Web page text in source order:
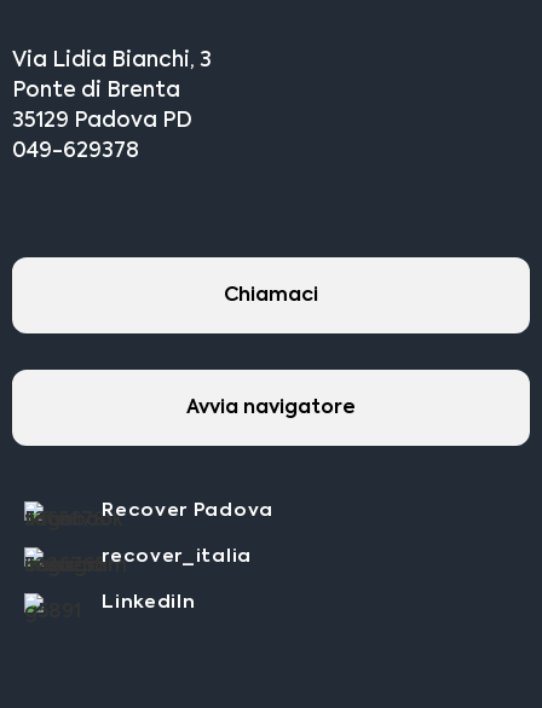
Via Lidia Bianchi, 3
Ponte di Brenta
35129 Padova PD
049-629378
Chiamaci
Avvia navigatore
Recover Padova
recover_italia
LinkediIn